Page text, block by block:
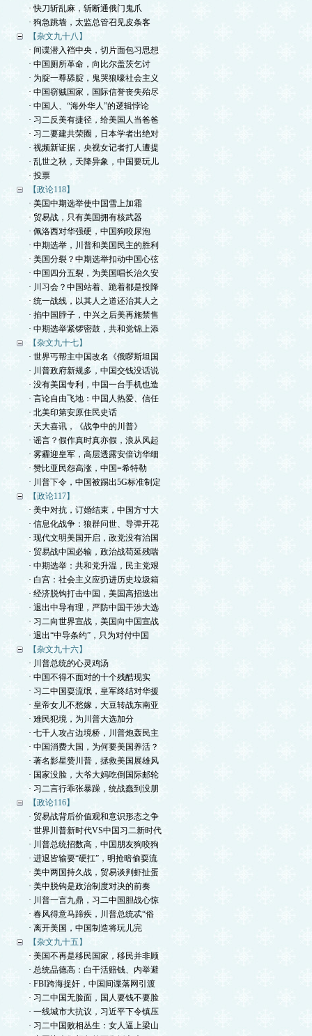
· 快刀斩乱麻，斩断通俄门鬼爪
· 狗急跳墙，太监总管召见皮条客
【杂文九十八】
· 间谍潜入裆中央，切片面包习思想
· 中国厕所革命，向比尔盖茨乞讨
· 为腚一尊舔腚，鬼哭狼嚎社会主义
· 中国窃贼国家，国际信誉丧失殆尽
· 中国人、“海外华人”的逻辑悖论
· 习二反美有捷径，给美国人当爸爸
· 习二要建共荣圈，日本学者出绝对
· 视频新证据，央视女记者打人遭提
· 乱世之秋，天降异象，中国要玩儿
· 投票
【政论118】
· 美国中期选举使中国雪上加霜
· 贸易战，只有美国拥有核武器
· 佩洛西对华强硬，中国狗咬尿泡
· 中期选举，川普和美国民主的胜利
· 美国分裂？中期选举扣动中国心弦
· 中国四分五裂，为美国唱长治久安
· 川习会？中国站着、跪着都是投降
· 统一战线，以其人之道还治其人之
· 掐中国脖子，中兴之后美再施禁售
· 中期选举紧锣密鼓，共和党锦上添
【杂文九十七】
· 世界丐帮主中国改名《俄啰斯坦国
· 川普政府新规多，中国交钱没话说
· 没有美国专利，中国一台手机也造
· 言论自由飞地：中国人热爱、信任
· 北美印第安原住民史话
· 天大喜讯，《战争中的川普》
· 谣言？假作真时真亦假，浪从风起
· 雾霾迎皇军，高层透露安倍访华细
· 赞比亚民怨高涨，中国=希特勒
· 川普下令，中国被踢出5G标准制定
【政论117】
· 美中对抗，订婚结束，中国方寸大
· 信息化战争：狼群问世、导弹开花
· 现代文明美国开启，政党没有治国
· 贸易战中国必输，政治战苟延残喘
· 中期选举：共和党升温，民主党艰
· 白宫：社会主义应扔进历史垃圾箱
· 经济脱钩打击中国，美国高招迭出
· 退出中导有理，严防中国干涉大选
· 习二向世界宣战，美国向中国宣战
· 退出“中导条约”，只为对付中国
【杂文九十六】
· 川普总统的心灵鸡汤
· 中国不得不面对的十个残酷现实
· 习二中国耍流氓，皇军终结对华援
· 皇帝女儿不愁嫁，大豆转战东南亚
· 难民犯境，为川普大选加分
· 七千人攻占边境桥，川普炮轰民主
· 中国消费大国，为何要美国养活？
· 著名影星赞川普，拯救美国展雄风
· 国家没脸，大爷大妈吃倒国际邮轮
· 习二言行乖张暴躁，统战蠢到没朋
【政论116】
· 贸易战背后价值观和意识形态之争
· 世界川普新时代VS中国习二新时代
· 川普总统招数高，中国朋友狗咬狗
· 进退皆输要“硬扛”，明抢暗偷耍流
· 美中两国持久战，贸易谈判虾扯蛋
· 美中脱钩是政治制度对决的前奏
· 川普一言九鼎，习二中国胆战心惊
· 春风得意马蹄疾，川普总统忒“俗
· 离开美国，中国制造将玩儿完
【杂文九十五】
· 美国不再是移民国家，移民并非顾
· 总统品德高：白干活赔钱、内举避
· FBI跨海捉奸，中国间谍落网引渡
· 习二中国无脸面，国人要钱不要脸
· 一线城市大抗议，习近平下令镇压
· 习二中国败相丛生：女人逼上梁山